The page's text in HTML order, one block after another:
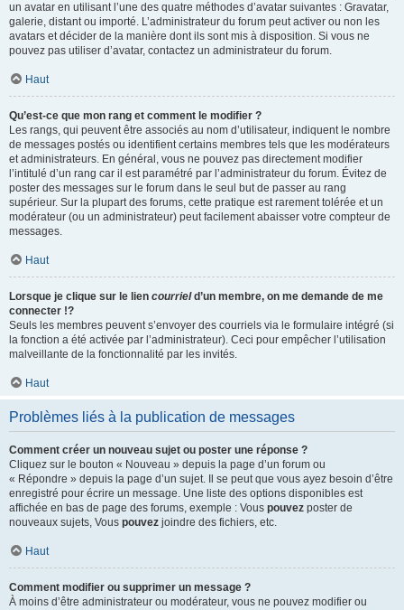
un avatar en utilisant l’une des quatre méthodes d’avatar suivantes : Gravatar,
galerie, distant ou importé. L’administrateur du forum peut activer ou non les
avatars et décider de la manière dont ils sont mis à disposition. Si vous ne
pouvez pas utiliser d’avatar, contactez un administrateur du forum.
Haut
Qu’est-ce que mon rang et comment le modifier ?
Les rangs, qui peuvent être associés au nom d’utilisateur, indiquent le nombre
de messages postés ou identifient certains membres tels que les modérateurs
et administrateurs. En général, vous ne pouvez pas directement modifier
l’intitulé d’un rang car il est paramétré par l’administrateur du forum. Évitez de
poster des messages sur le forum dans le seul but de passer au rang
supérieur. Sur la plupart des forums, cette pratique est rarement tolérée et un
modérateur (ou un administrateur) peut facilement abaisser votre compteur de
messages.
Haut
Lorsque je clique sur le lien courrield’un membre, on me demande de me
connecter !?
Seuls les membres peuvent s’envoyer des courriels via le formulaire intégré (si
la fonction a été activée par l’administrateur). Ceci pour empêcher l’utilisation
malveillante de la fonctionnalité par les invités.
Haut
Problèmes liés à la publication de messages
Comment créer un nouveau sujet ou poster une réponse ?
Cliquez sur le bouton « Nouveau » depuis la page d’un forum ou
« Répondre » depuis la page d’un sujet. Il se peut que vous ayez besoin d’être
enregistré pour écrire un message. Une liste des options disponibles est
affichée en bas de page des forums, exemple : Vous pouvez poster de
nouveaux sujets, Vous pouvez joindre des fichiers, etc.
Haut
Comment modifier ou supprimer un message ?
À moins d’être administrateur ou modérateur, vous ne pouvez modifier ou